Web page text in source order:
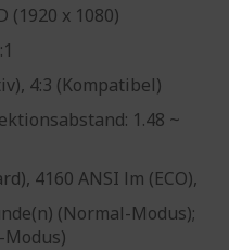
(1920 x 1080)
4:3 (Kompatibel)
1.48 ~
4160 ANSI lm (ECO),
(Normal-Modus);
Modus)